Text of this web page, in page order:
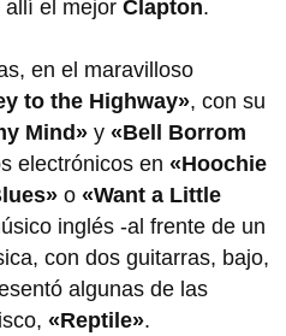
allí el mejor Clapton.
en el maravilloso
to the Highway», con su
Mind» y «Bell Borrom
electrónicos en «Hoochie
o «Want a Little
inglés -al frente de un
con dos guitarras, bajo,
algunas de las
«Reptile».